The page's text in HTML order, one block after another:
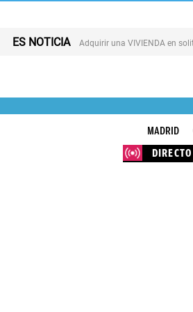
ES NOTICIA Adquirir una VIVIENDA en
MADRID
DIRECTO